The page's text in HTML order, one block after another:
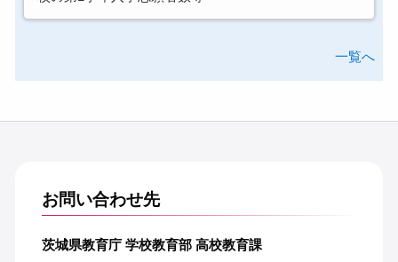
一覧へ
お問い合わせ先
茨城県教育庁 学校教育部 高校教育課